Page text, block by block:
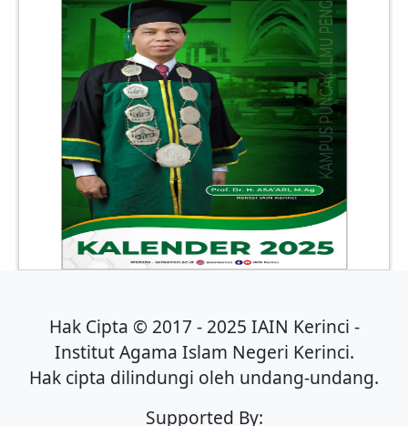
Hak Cipta © 2017 - 2025 IAIN Kerinci -
Institut Agama Islam Negeri Kerinci.
Hak cipta dilindungi oleh undang-undang.
Supported By: